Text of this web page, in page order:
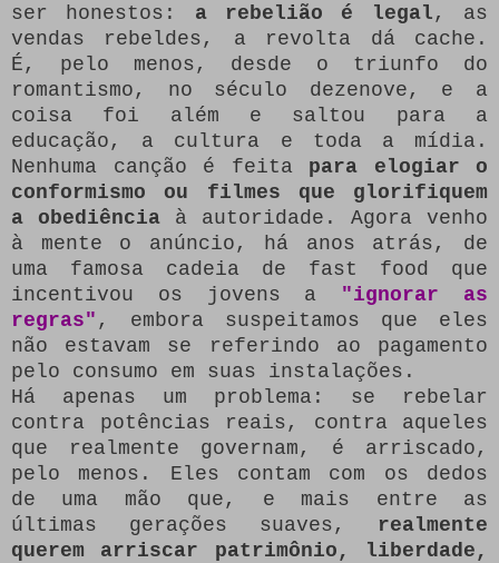
ser honestos: a rebelião é legal , as
vendas rebeldes, a revolta dá cache.
É, pelo menos, desde o triunfo do
romantismo, no século dezenove, e a
coisa foi além e saltou para a
educação, a cultura e toda a mídia.
Nenhuma canção é feita para elogiar o
conformismo ou filmes que glorifiquem
a obediência à autoridade.
Agora venho
à mente o anúncio, há anos atrás, de
uma famosa cadeia de fast food que
incentivou os jovens a "ignorar as
regras" , embora suspeitamos que eles
não estavam se referindo ao pagamento
pelo consumo em suas instalações.
Há apenas um problema: se rebelar
contra potências reais, contra aqueles
que realmente governam, é arriscado,
pelo menos.
Eles contam com os dedos
de uma mão que, e mais entre as
últimas gerações suaves, realmente
querem arriscar patrimônio, liberdade,